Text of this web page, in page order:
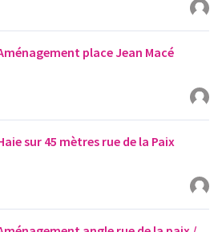
place Jean Macé
sur 45 mètres rue de la Paix